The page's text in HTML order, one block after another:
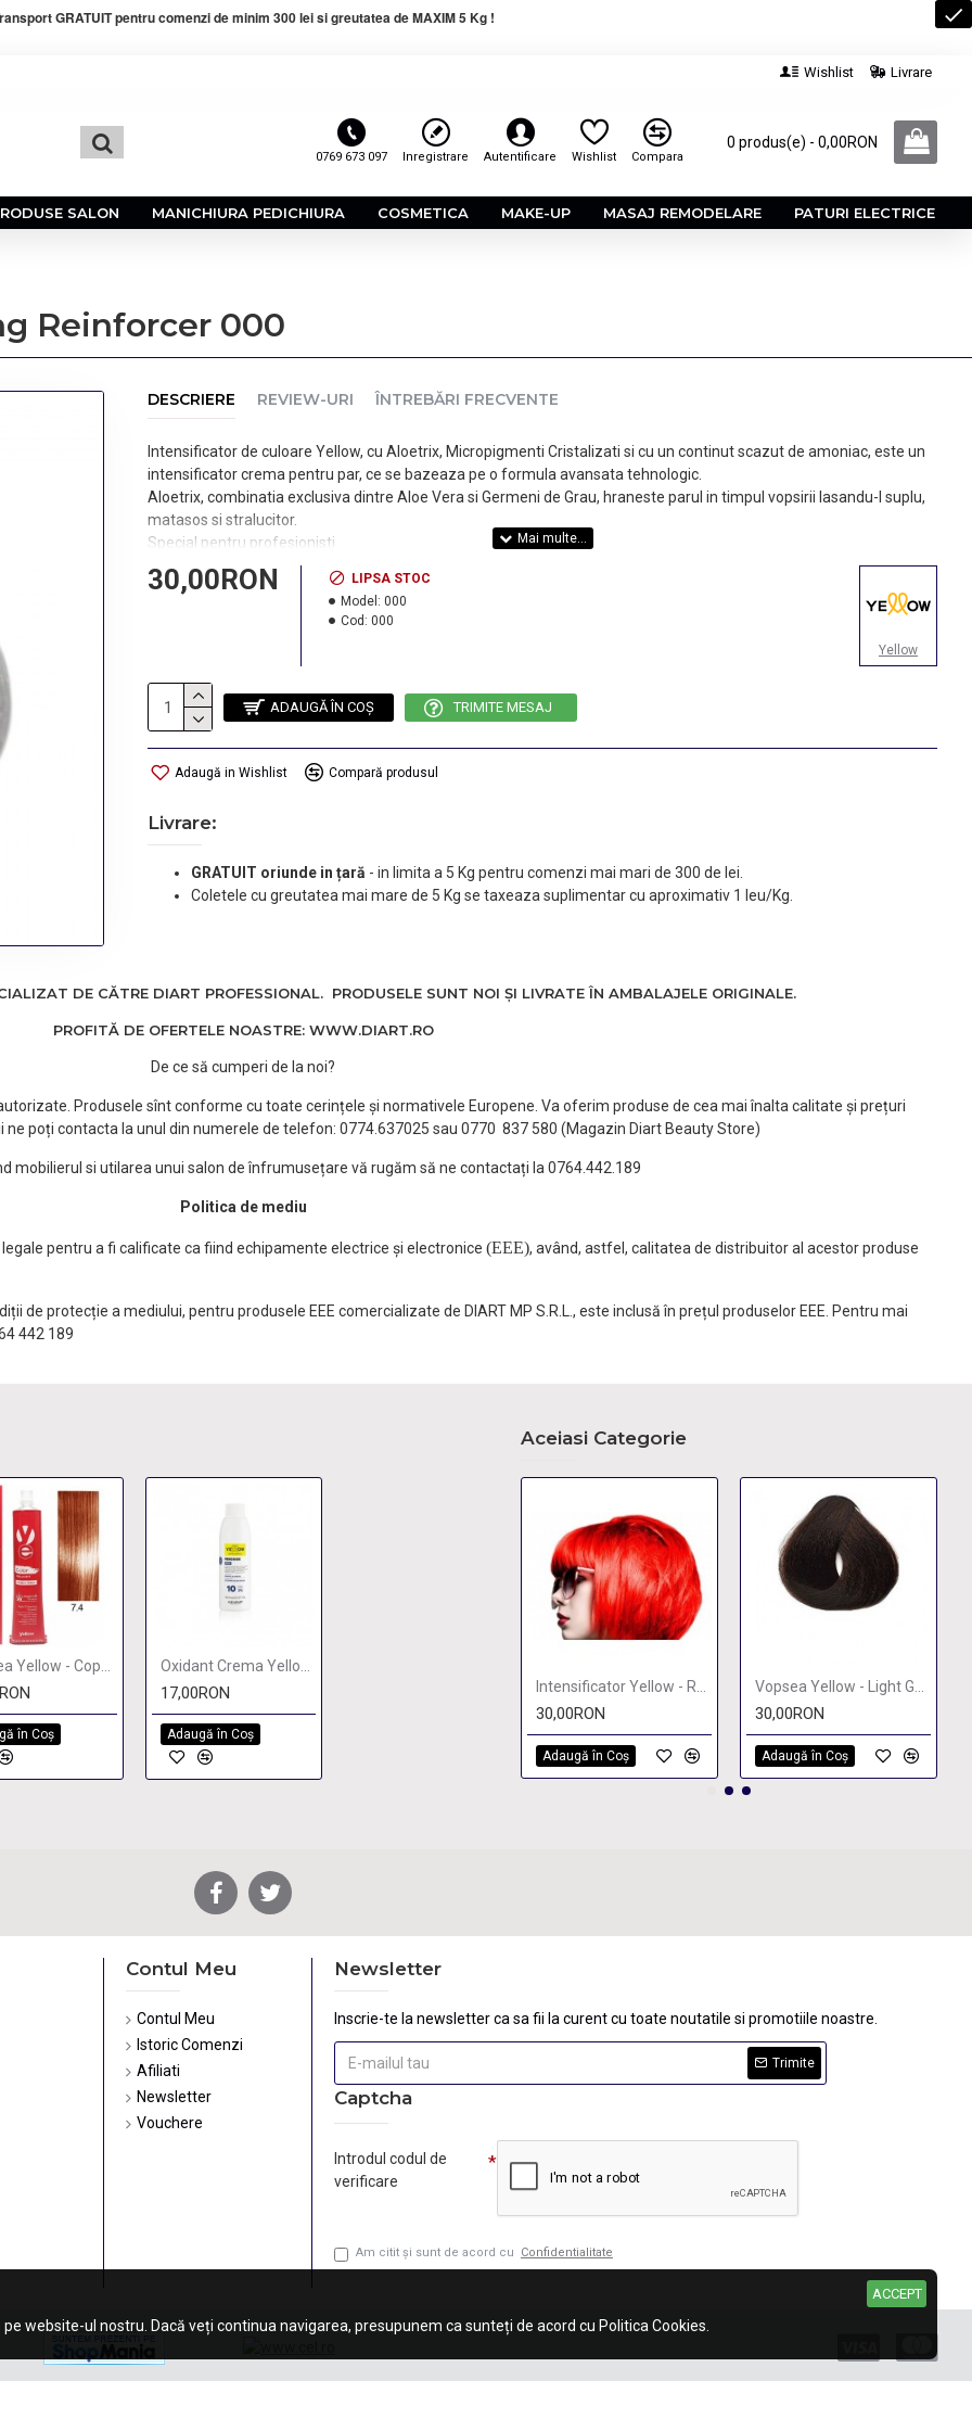
GRATUIT pentru comenzi de minim 300 lei si greutatea de MAXIM 5 Kg !
Wishlist Livrare
0769 673 097 Inregistrare Autentificare Wishlist Compara
0 produs(e) - 0,00RON
SALON MANICHIURA PEDICHIURA COSMETICA MAKE-UP MASAJ REMODELARE PATURI ELECTRICE
Reinforcer 000
DESCRIERE REVIEW-URI ÎNTREBĂRI FRECVENTE
Intensificator de culoare Yellow, cu Aloetrix, Micropigmenti Cristalizati si cu un continut scazut de amoniac, este un
intensificator crema pentru par, ce se bazeaza pe o formula avansata tehnologic.
Aloetrix, combinatia exclusiva dintre Aloe Vera si Germeni de Grau, hraneste parul in timpul vopsirii lasandu-l suplu,
matasos si stralucitor.
Special pentru profesionisti.
30,00RON
LIPSA STOC
Model: 000
Cod: 000
Yellow
ADAUGĂ ÎN COŞ TRIMITE MESAJ
Adaugă in Wishlist Compară produsul
Livrare:
GRATUIT oriunde in țară - in limita a 5 Kg pentru comenzi mai mari de 300 de lei.
Coletele cu greutatea mai mare de 5 Kg se taxeaza suplimentar cu aproximativ 1 leu/Kg.
DE CĂTRE DIART PROFESSIONAL. PRODUSELE SUNT NOI ȘI LIVRATE ÎN AMBALAJELE ORIGINALE.
PROFITĂ DE OFERTELE NOASTRE: WWW.DIART.RO
De ce să cumperi de la noi?
Produsele sînt conforme cu toate cerințele și normativele Europene. Va oferim produse de cea mai înalta calitate și prețuri
poți contacta la unul din numerele de telefon: 0774.637025 sau 0770 837 580 (Magazin Diart Beauty Store)
mobilierul si utilarea unui salon de înfrumusețare vă rugăm să ne contactați la 0764.442.189
Politica de mediu
pentru a fi calificate ca fiind echipamente electrice și electronice (EEE), având, astfel, calitatea de distribuitor al acestor produse
de protecție a mediului, pentru produsele EEE comercializate de DIART MP S.R.L., este inclusă în prețul produselor EEE. Pentru mai
442 189
în Coş
17,00RON
Adaugă în Coş
Aceiasi Categorie
30,00RON
Adaugă în Coş
30,00RON
Adaugă în Coş
Contul Meu
Contul Meu
Istoric Comenzi
Afiliati
Newsletter
Vouchere
Newsletter
Inscrie-te la newsletter ca sa fii la curent cu toate noutatile si promotiile noastre.
Trimite
Captcha
Introdul codul de
verificare
Am citit şi sunt de acord cu Confidentialitate
ACCEPT
website-ul nostru. Dacă veți continua navigarea, presupunem ca sunteți de acord cu Politica Cookies.